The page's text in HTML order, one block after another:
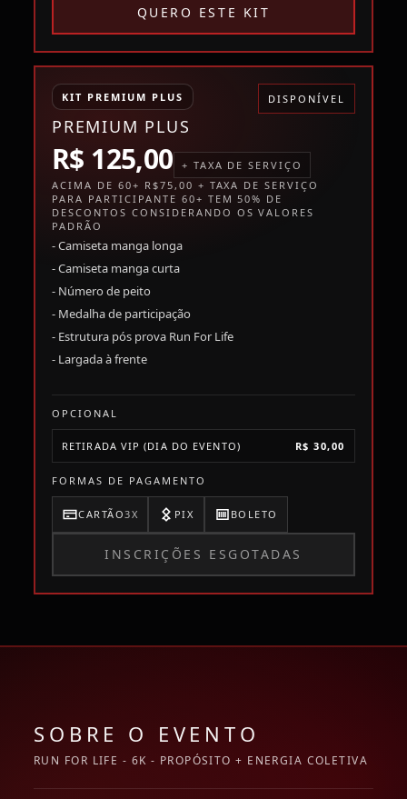
QUERO ESTE KIT
KIT PREMIUM PLUS DISPONÍVEL
PREMIUM PLUS
R$ 125,00
+ TAXA DE SERVIÇO
ACIMA DE 60+ R$75,00 + TAXA DE SERVIÇO
PARA PARTICIPANTE 60+ TEM 50% DE
DESCONTOS CONSIDERANDO OS VALORES
PADRÃO
- Camiseta manga longa
- Camiseta manga curta
- Número de peito
- Medalha de participação
- Estrutura pós prova Run For Life
- Largada à frente
OPCIONAL
RETIRADA VIP (DIA DO EVENTO) R$ 30,00
FORMAS DE PAGAMENTO
CARTÃO3X PIX BOLETO
INSCRIÇÕES ESGOTADAS
SOBRE O EVENTO
RUN FOR LIFE - 6K - PROPÓSITO + ENERGIA COLETIVA